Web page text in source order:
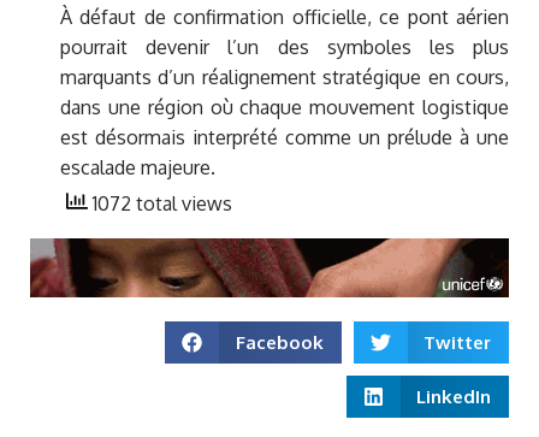
À défaut de confirmation officielle, ce pont aérien
pourrait devenir l’un des symboles les plus
marquants d’un réalignement stratégique en cours,
dans une région où chaque mouvement logistique
est désormais interprété comme un prélude à une
escalade majeure.
1072 total views
Facebook Twitter
LinkedIn